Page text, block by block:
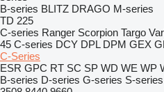
B-series BLITZ DRAGO M-series
TD 225
C-series Ranger Scorpion Targo
45 C-series DCY DPL DPM GEX
C-Series
ESR GPC RT SC SP WD WE WP
B-series D-series G-series S-series